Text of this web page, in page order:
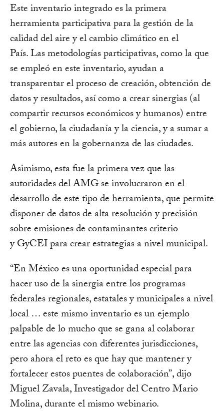
Este inventario integrado es la primera
herramienta participativa para la gestión de la
calidad del aire y el cambio climático en el
País. Las metodologías participativas, como la que
se empleó en este inventario, ayudan a
transparentar el proceso de creación, obtención de
datos y resultados, así como a crear sinergias (al
compartir recursos económicos y humanos) entre
el gobierno, la ciudadanía y la ciencia, y a sumar a
más autores en la gobernanza de las ciudades.
Asimismo, esta fue la primera vez que las
autoridades del AMG se involucraron en el
desarrollo de este tipo de herramienta, que permite
disponer de datos de alta resolución y precisión
sobre emisiones de contaminantes criterio
y GyCEI para crear estrategias a nivel municipal.
“En México es una oportunidad especial para
hacer uso de la sinergia entre los programas
federales regionales, estatales y municipales a nivel
local … este mismo inventario es un ejemplo
palpable de lo mucho que se gana al colaborar
entre las agencias con diferentes jurisdicciones,
pero ahora el reto es que hay que mantener y
fortalecer estos puentes de colaboración”, dijo
Miguel Zavala, Investigador del Centro Mario
Molina, durante el mismo webinario.